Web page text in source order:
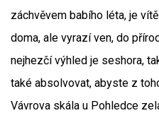
záchvěvem babího léta, je
doma, ale vyrazí ven, do
nejhezčí výhled je seshora,
také absolvovat, abyste z
Vávrova skála u Pohledce